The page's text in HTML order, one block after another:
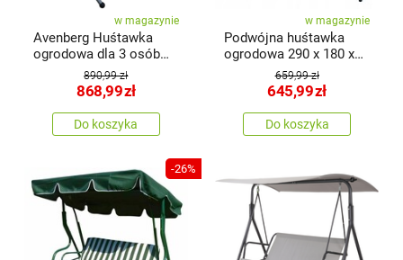
w magazynie
Avenberg Huśtawka
ogrodowa dla 3 osób
890,99 zł
868,99zł
Do koszyka
w magazynie
Podwójna huśtawka
ogrodowa 290 x 180 x
659,99 zł
645,99zł
Do koszyka
-26%